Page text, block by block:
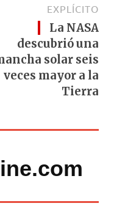
EXPLÍCITO
La NASA
descubrió una
solar seis
veces mayor a la
Tierra